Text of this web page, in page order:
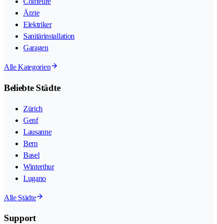
Ärzte
Elektriker
Sanitärinstallation
Garagen
Alle Kategorien
Beliebte Städte
Zürich
Genf
Lausanne
Bern
Basel
Winterthur
Lugano
Alle Städte
Support